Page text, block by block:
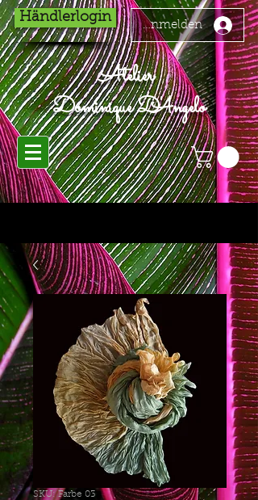
Händlerlogin
Anmelden
Atelier
Dominique D'Angelo
SKU: Farbe 03